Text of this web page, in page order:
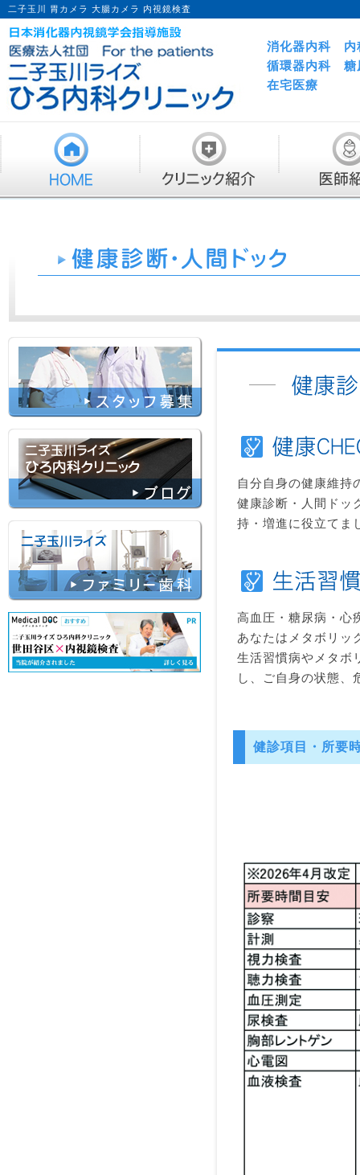
二子玉川 胃カメラ 大腸カメラ 内視鏡検査
消化器内科 内
循環器内科 糖
在宅医療
自分自身の健康維持
健康診断・人間ドッ
持・増進に役立てま
高血圧・糖尿病・心
あなたはメタボリッ
生活習慣病やメタボ
し、ご自身の状態、
健診項目・所要